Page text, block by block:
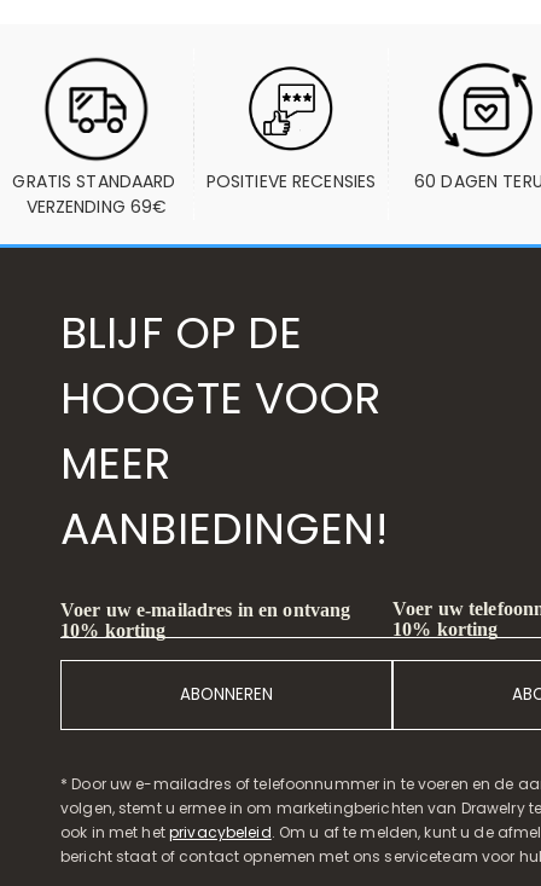
GRATIS STANDAARD
VERZENDING 69€
POSITIEVE RECENSIES 60 DAGEN
BLIJF OP DE
HOOGTE VOOR
MEER
AANBIEDINGEN!
Voer uw e-mailadres in en ontvang
10% korting
ABONNEREN
Voer uw
10% korting
* Door uw e-mailadres of telefoonnummer in te voeren en de
volgen, stemt u ermee in om marketingberichten van Drawelry
ook in met hetprivacybeleid. Om u af te melden, kunt u de
bericht staat of contact opnemen met ons serviceteam voor